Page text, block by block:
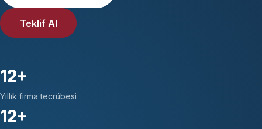
Teklif Al
12+
Yıllık firma tecrübesi
12+